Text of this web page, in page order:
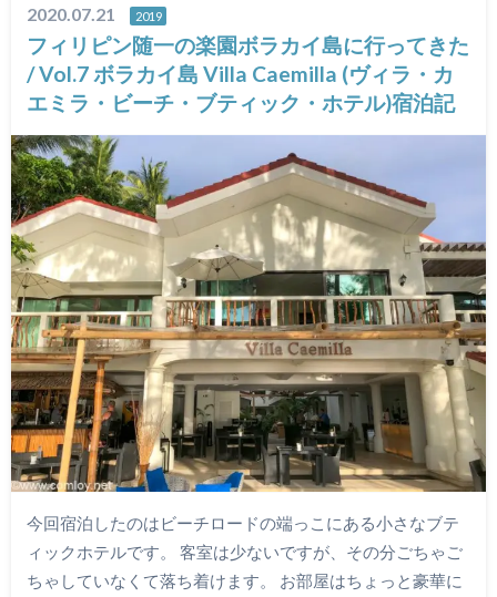
2020.07.21 2019
フィリピン随一の楽園ボラカイ島に行ってきた
/ Vol.7 ボラカイ島 Villa Caemilla (ヴィラ・カ
エミラ・ビーチ・ブティック・ホテル)宿泊記
今回宿泊したのはビーチロードの端っこにある小さなブテ
ィックホテルです。 客室は少ないですが、その分ごちゃご
ちゃしていなくて落ち着けます。 お部屋はちょっと豪華に